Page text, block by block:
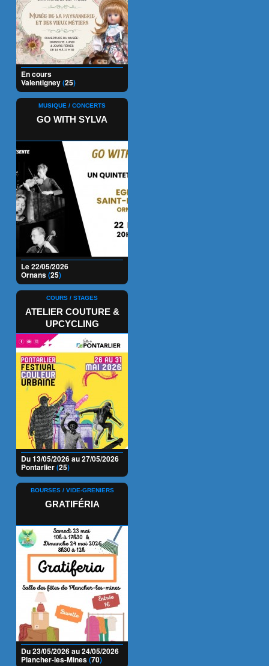
En cours
Valentigney(25)
MUSIQUE / CONCERTS
GO WITH SYLVA
Le 22/05/2026
Ornans(25)
COURS / STAGES
ATELIER COUTURE &
UPCYCLING
Du 13/05/2026 au 27/05/2026
Pontarlier(25)
BOURSES / VIDE-GRENIERS
GRATIFÉRIA
Du 23/05/2026 au 24/05/2026
Plancher-les-Mines(70)